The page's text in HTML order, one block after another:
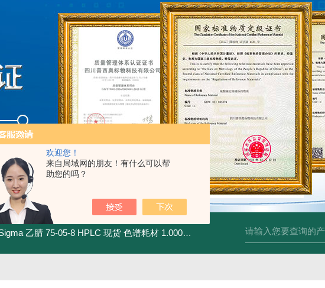
欢迎您！
来自局域网的朋友！有什么可以帮
助您的吗？
乙腈 75-05-8 HPLC 现货 色谱耗材 1.00030.4008默克 乙腈 75-05-8 HPLC 现货 色谱耗材